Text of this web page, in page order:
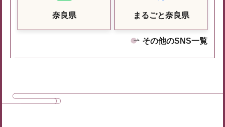
奈良県 まるごと奈良県
その他のSNS一覧